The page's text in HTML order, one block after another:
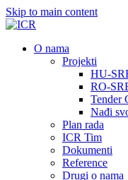
Skip to main content
О nama
Projekti
HU-
RO-
Tender
Nađi
Plan rada
ICR Tim
Dokumenti
Reference
Drugi o nama